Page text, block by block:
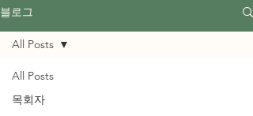
블로그
All Posts
목회자
All Posts